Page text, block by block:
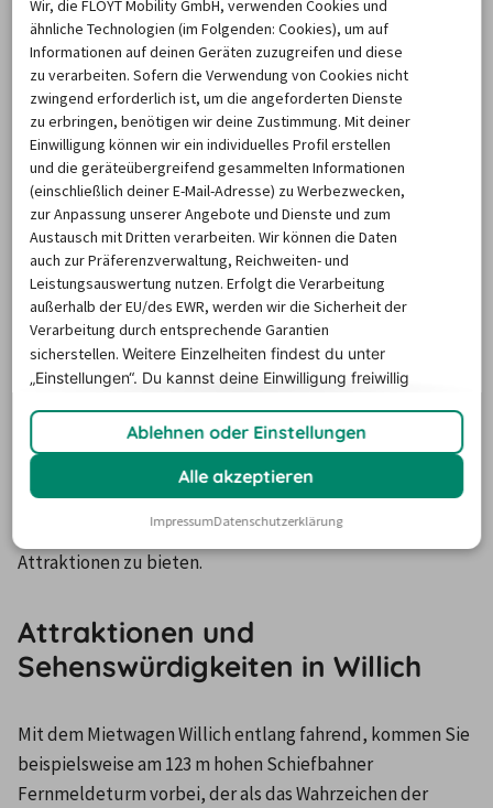
Die Preise basieren auf dem Minimum Median-Suchpreis für die
nächsten 12 Monate und können für neue Suchanfragen variieren.
Autovermietung in Willich
Die mittlere Kreisstadt Willich liegt im Westen Nordrhein-
Westfalens und ist nicht weit von der nächsten
Autovermietung in Düsseldorf entfernt. Auch Krefeld und
Mönchengladbach sind schnell zu erreichen. Auch die
Niederlande sind von hier aus mit dem Wagen einer
Autovermietung in Willich schnell zu erreichen. Die rund
52.000 Einwohner zählende Stadt hat jedoch ebenfalls so
einige Sehenswürdigkeiten und touristischen
Attraktionen zu bieten.
Attraktionen und
Sehenswürdigkeiten in Willich
Mit dem Mietwagen Willich entlang fahrend, kommen Sie
beispielsweise am 123 m hohen Schiefbahner
Fernmeldeturm vorbei, der als das Wahrzeichen der
Wir, die FLOYT Mobility GmbH, verwenden Cookies und
ähnliche Technologien (im Folgenden: Cookies), um auf
Informationen auf deinen Geräten zuzugreifen und diese
zu verarbeiten. Sofern die Verwendung von Cookies nicht
zwingend erforderlich ist, um die angeforderten Dienste
zu erbringen, benötigen wir deine Zustimmung. Mit deiner
Einwilligung können wir ein individuelles Profil erstellen
und die geräteübergreifend gesammelten Informationen
(einschließlich deiner E-Mail-Adresse) zu Werbezwecken,
zur Anpassung unserer Angebote und Dienste und zum
Austausch mit Dritten verarbeiten. Wir können die Daten
auch zur Präferenzverwaltung, Reichweiten- und
Leistungsauswertung nutzen. Erfolgt die Verarbeitung
außerhalb der EU/des EWR, werden wir die Sicherheit der
Verarbeitung durch entsprechende Garantien
sicherstellen.Weitere Einzelheiten findest du unter
„Einstellungen“. Du kannst deine Einwilligung freiwillig
Ablehnen oder Einstellungen
Alle akzeptieren
ImpressumDatenschutzerklärung